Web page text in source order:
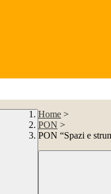
Home >
PON >
PON “Spazi e